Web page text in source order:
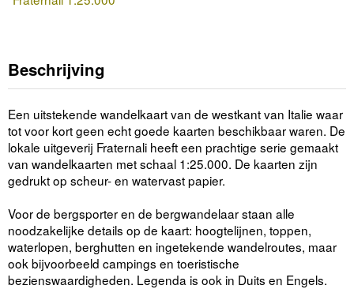
Beschrijving
Een uitstekende wandelkaart van de westkant van Italie waar
tot voor kort geen echt goede kaarten beschikbaar waren. De
lokale uitgeverij Fraternali heeft een prachtige serie gemaakt
van wandelkaarten met schaal 1:25.000. De kaarten zijn
gedrukt op scheur- en watervast papier.
Voor de bergsporter en de bergwandelaar staan alle
noodzakelijke details op de kaart: hoogtelijnen, toppen,
waterlopen, berghutten en ingetekende wandelroutes, maar
ook bijvoorbeeld campings en toeristische
bezienswaardigheden. Legenda is ook in Duits en Engels.